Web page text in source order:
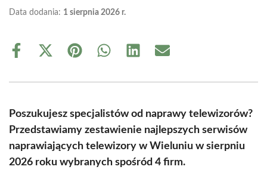
Data dodania: 1 sierpnia 2026 r.
Share
Share
(Twitter)
Share Share Share Share
Poszukujesz specjalistów od naprawy telewizorów?
Przedstawiamy zestawienie najlepszych serwisów
naprawiających telewizory w Wieluniu w sierpniu
2026 roku wybranych spośród 4 firm.